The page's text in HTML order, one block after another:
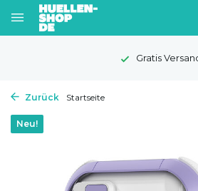
Gratis
Zurück Startseite
Neu!